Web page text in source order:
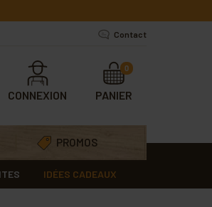
Contact
CONNEXION PANIER
0
PROMOS
IDÉES CADEAUX